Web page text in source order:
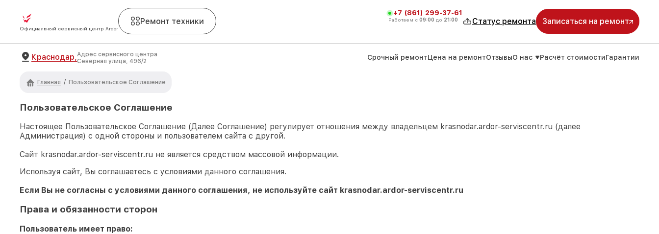
Официальный сервисный центр Ardor
Ремонт техники
+7 (861) 299-37-61
Работаем с 09:00 до 21:00 Статус ремонта Записаться на ремонт
Краснодар,Адрес сервисного центра
Северная улица, 496/2
Срочный ремонтЦена на ремонтОтзывыО нас Расчёт стоимостиГарантии
Главная / Пользовательское Соглашение
Пользовательское Соглашение
Настоящее Пользовательское Соглашение (Далее Соглашение) регулирует отношения между владельцем krasnodar.ardor-serviscentr.ru (далее
Администрация) с одной стороны и пользователем сайта с другой.
Сайт krasnodar.ardor-serviscentr.ru не является средством массовой информации.
Используя сайт, Вы соглашаетесь с условиями данного соглашения.
Если Вы не согласны с условиями данного соглашения, не используйте сайт krasnodar.ardor-serviscentr.ru
Права и обязанности сторон
Пользователь имеет право: